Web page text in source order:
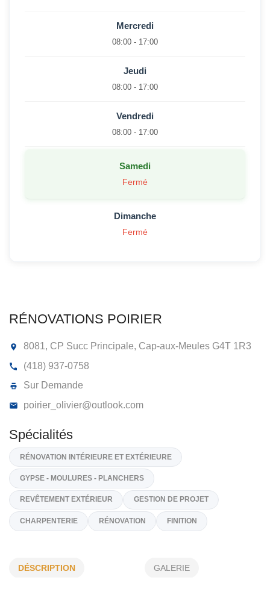
RÉNOVATIONS POIRIER
8081, CP Succ Principale, Cap-aux-Meules
(418) 937-0758
Sur Demande
poirier_olivier@outlook.com
Spécialités
DÉSCRIPTION GALERIE
Mercredi
08:00 - 17:00
Jeudi
08:00 - 17:00
Vendredi
08:00 - 17:00
Samedi
Fermé
Dimanche
Fermé